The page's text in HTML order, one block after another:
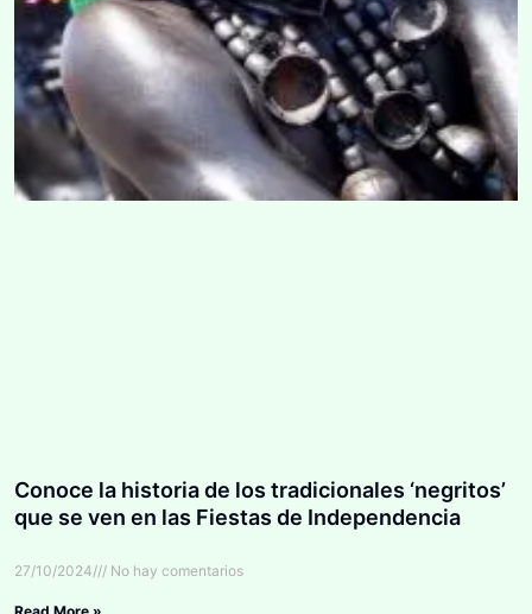
Conoce la historia de los tradicionales ‘negritos’
que se ven en las Fiestas de Independencia
27/10/2024 No hay comentarios